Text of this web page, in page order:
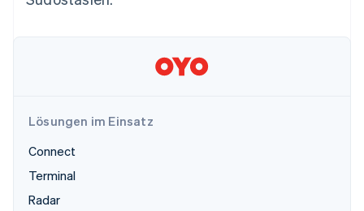
CO₂-Entnahme
Identity
Lösungen im Einsatz
Connect
Terminal
Radar